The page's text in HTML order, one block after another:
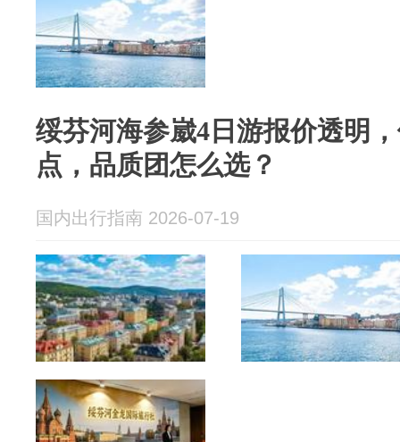
绥芬河海参崴4日游报价透明
点，品质团怎么选？
国内出行指南 2026-07-19